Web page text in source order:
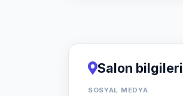
Salon bilgileri
SOSYAL MEDYA